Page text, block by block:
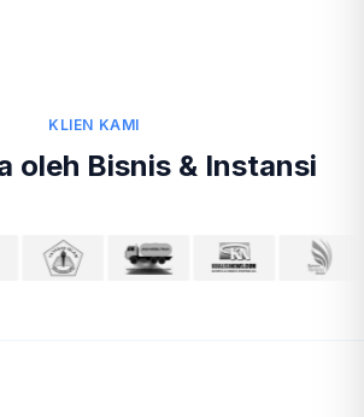
KLIEN KAMI
oleh Bisnis & Instansi